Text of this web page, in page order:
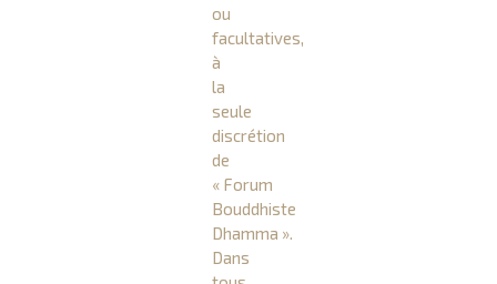
ou
facultatives,
à
la
seule
discrétion
de
« Forum
Bouddhiste
Dhamma ».
Dans